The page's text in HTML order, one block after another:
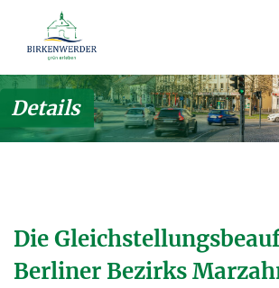
Zum Hauptinhalt springen
Details
Die
Berliner Bezirks